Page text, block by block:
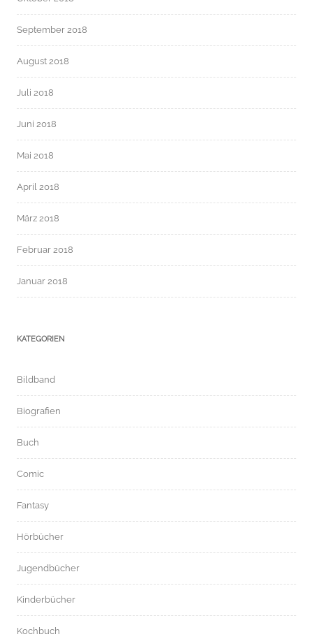
September 2018
August 2018
Juli 2018
Juni 2018
Mai 2018
April 2018
März 2018
Februar 2018
Januar 2018
KATEGORIEN
Bildband
Biografien
Buch
Comic
Fantasy
Hörbücher
Jugendbücher
Kinderbücher
Kochbuch